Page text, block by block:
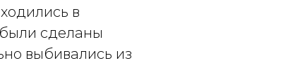
в
сделаны
выбивались из